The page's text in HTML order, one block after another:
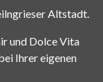
Altstadt.
und Dolce Vita
Ihrer eigenen